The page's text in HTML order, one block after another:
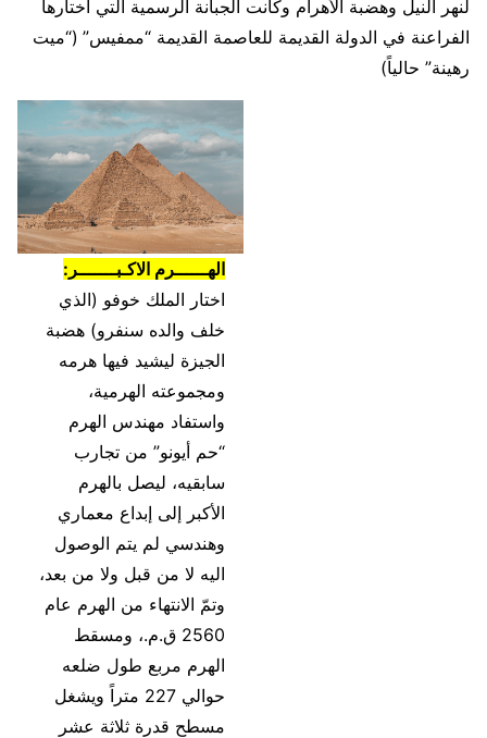
لنهر النيل وهضبة الأهرام وكانت الجبانة الرسمية التي اختارها
الفراعنة في الدولة القديمة للعاصمة القديمة “ممفيس” (“ميت
رهينة” حالياً)
الهــــــرم الاكـبـــــــر:
اختار الملك خوفو (الذي
خلف والده سنفرو) هضبة
الجيزة ليشيد فيها هرمه
ومجموعته الهرمية،
واستفاد مهندس الهرم
“حم أيونو” من تجارب
سابقيه، ليصل بالهرم
الأكبر إلى إبداع معماري
وهندسي لم يتم الوصول
اليه لا من قبل ولا من بعد،
وتمّ الانتهاء من الهرم عام
2560 ق.م.، ومسقط
الهرم مربع طول ضلعه
حوالي 227 متراً ويشغل
مسطح قدرة ثلاثة عشر